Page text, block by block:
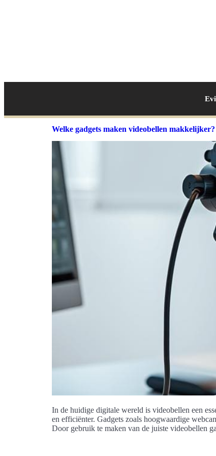
Welke gadgets maken videobellen makkelijker?
In de huidige digitale wereld is videobellen een
en efficiënter. Gadgets zoals hoogwaardige
Door gebruik te maken van de juiste videobellen